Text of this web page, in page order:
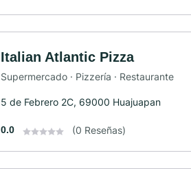
Italian Atlantic Pizza
Supermercado · Pizzería · Restaurante
5 de Febrero 2C, 69000 Huajuapan
0.0 (0 Reseñas)